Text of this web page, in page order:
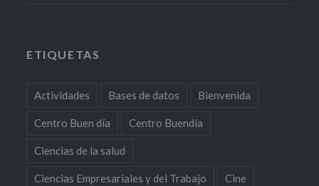
ETIQUETAS
Actividades Bases de datos Bienvenida
Centro Buen día Centro Buendía
Ciencias de la salud
Ciencias Empresariales y del Trabajo Cine